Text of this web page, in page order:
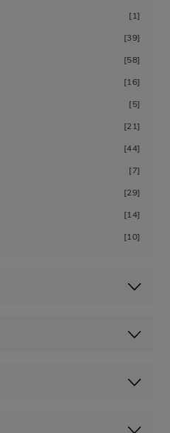
1
39
58
16
5
21
44
7
29
14
10